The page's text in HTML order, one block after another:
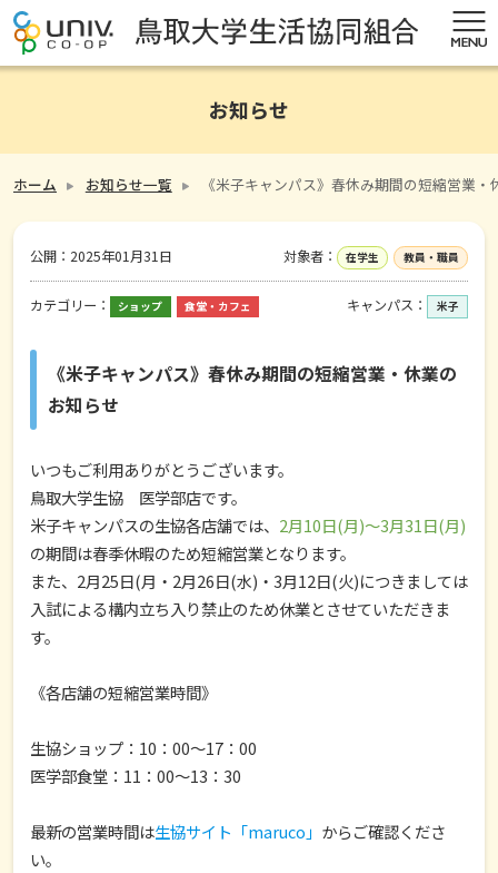
お知らせ
ホーム お知らせ一覧 《米子キャンパス》春休み期間の短縮営業・
公開： 2025年01月31日 対象者： 在学生 教員・職員
カテゴリー： ショップ 食堂・カフェ キャンパス： 米子
《米子キャンパス》春休み期間の短縮営業・休業の
お知らせ
いつもご利用ありがとうございます。
鳥取大学生協 医学部店です。
米子キャンパスの生協各店舗では、 2月10日(月)～3月31日(月)
の期間は春季休暇のため短縮営業となります。
また、2月25日(月・2月26日(水)・3月12日(火)につきましては
入試による構内立ち入り禁止のため休業とさせていただきま
す。
《各店舗の短縮営業時間》
生協ショップ：10：00～17：00
医学部食堂：11：00～13：30
最新の営業時間は生協サイト「maruco」 からご確認くださ
い。